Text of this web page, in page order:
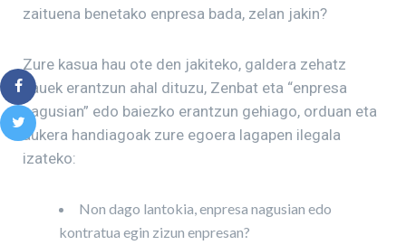
zaituena benetako enpresa bada, zelan jakin?
Zure kasua hau ote den jakiteko, galdera zehatz
hauek erantzun ahal dituzu, Zenbat eta “enpresa
nagusian” edo baiezko erantzun gehiago, orduan eta
aukera handiagoak zure egoera lagapen ilegala
izateko:
Non dago lantokia, enpresa nagusian edo
kontratua egin zizun enpresan?